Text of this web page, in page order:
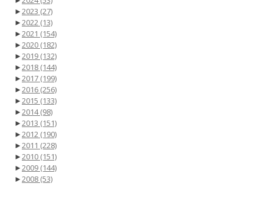
►2023 (27)
►2022 (13)
►2021 (154)
►2020 (182)
►2019 (132)
►2018 (144)
►2017 (199)
►2016 (256)
►2015 (133)
►2014(98)
►2013 (151)
►2012 (190)
►2011 (228)
►2010 (151)
►2009 (144)
►2008 (53)